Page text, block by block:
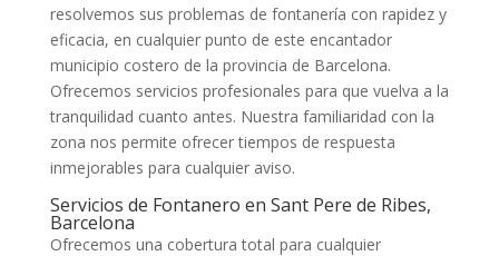
resolvemos sus problemas de fontanería con rapidez y
eficacia, en cualquier punto de este encantador
municipio costero de la provincia de Barcelona.
Ofrecemos servicios profesionales para que vuelva a la
tranquilidad cuanto antes. Nuestra familiaridad con la
zona nos permite ofrecer tiempos de respuesta
inmejorables para cualquier aviso.
Servicios de Fontanero en Sant Pere de Ribes,
Barcelona
Ofrecemos una cobertura total para cualquier